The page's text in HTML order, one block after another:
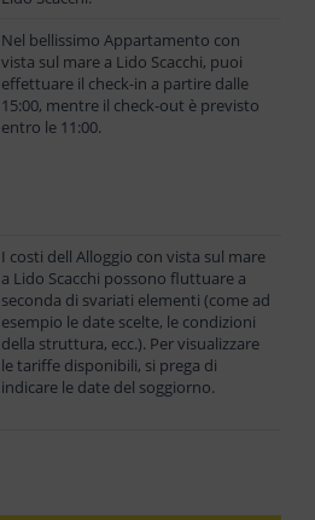
Nel bellissimo Appartamento con
vista sul mare a Lido Scacchi, puoi
effettuare il check-in a partire dalle
15:00, mentre il check-out è previsto
entro le 11:00.
I costi dell Alloggio con vista sul mare
a Lido Scacchi possono fluttuare a
seconda di svariati elementi (come ad
esempio le date scelte, le condizioni
della struttura, ecc.). Per visualizzare
le tariffe disponibili, si prega di
indicare le date del soggiorno.